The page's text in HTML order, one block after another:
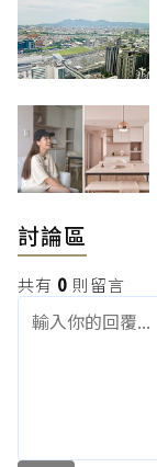
討論區
共有 0 則留言